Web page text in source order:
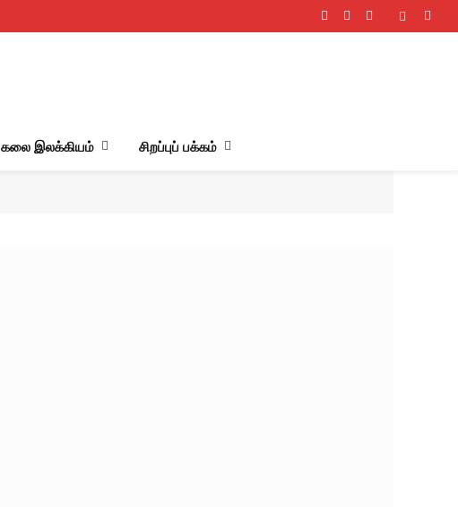
Facebook
X
Instagram
கலை இலக்கியம் சிறப்புப் பக்கம்